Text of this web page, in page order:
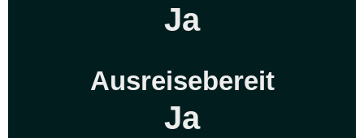
Ja
Ausreisebereit
Ja